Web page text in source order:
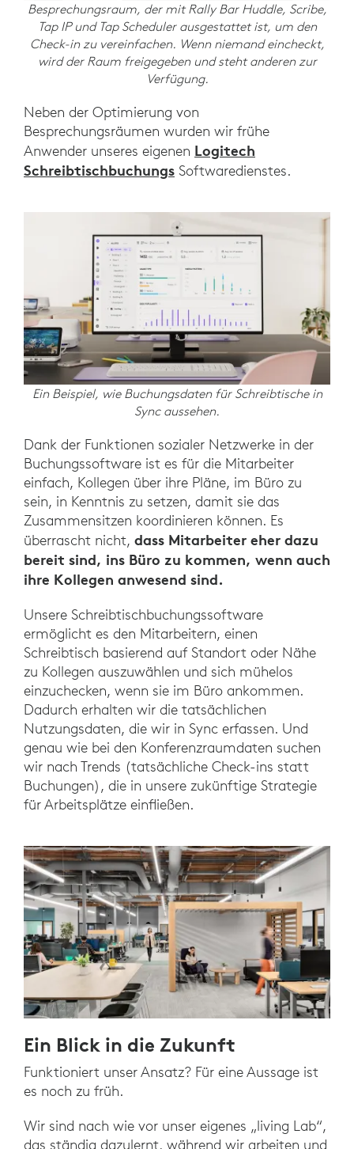
Besprechungsraum, der mit Rally Bar Huddle, Scribe,
Tap IP und Tap Scheduler ausgestattet ist, um den
Check-in zu vereinfachen. Wenn niemand eincheckt,
wird der Raum freigegeben und steht anderen zur
Verfügung.
Neben der Optimierung von
Besprechungsräumen wurden wir frühe
Anwender unseres eigenen Logitech
Schreibtischbuchungs Softwaredienstes.
Ein Beispiel, wie Buchungsdaten für Schreibtische in
Sync aussehen.
Dank der Funktionen sozialer Netzwerke in der
Buchungssoftware ist es für die Mitarbeiter
einfach, Kollegen über ihre Pläne, im Büro zu
sein, in Kenntnis zu setzen, damit sie das
Zusammensitzen koordinieren können. Es
überrascht nicht, dass Mitarbeiter eher dazu
bereit sind, ins Büro zu kommen, wenn auch
ihre Kollegen anwesend sind.
Unsere Schreibtischbuchungssoftware
ermöglicht es den Mitarbeitern, einen
Schreibtisch basierend auf Standort oder Nähe
zu Kollegen auszuwählen und sich mühelos
einzuchecken, wenn sie im Büro ankommen.
Dadurch erhalten wir die tatsächlichen
Nutzungsdaten, die wir in Sync erfassen. Und
genau wie bei den Konferenzraumdaten suchen
wir nach Trends (tatsächliche Check-ins statt
Buchungen), die in unsere zukünftige Strategie
für Arbeitsplätze einfließen.
Ein Blick in die Zukunft
Funktioniert unser Ansatz? Für eine Aussage ist
es noch zu früh.
Wir sind nach wie vor unser eigenes „living Lab“,
das ständig dazulernt, während wir arbeiten und